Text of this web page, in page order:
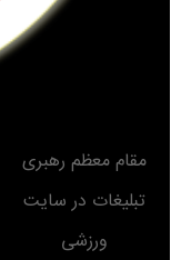
مقام معظم رهبری
تبلیغات در سایت
ورزشی